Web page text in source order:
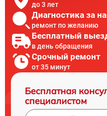
до 3 лет
Диагностика за
ремонт по желанию
Бесплатный
в день обращения
Срочный ремонт
от 35 минут
Бесплатная
специалистом